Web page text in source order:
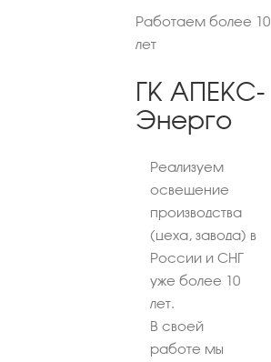
Работаем более 10
лет
ГК АПЕКС-
Энерго
Реализуем
освещение
производства
(цеха, завода) в
России и СНГ
уже более 10
лет.
В своей
работе мы